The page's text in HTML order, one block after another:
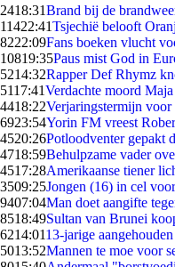
2418:31Brand bij de
11422:41Tsjechië belooft
8222:09Fans boeken vlucht
10819:35Paus mist God in
5214:32Rapper Def Rhymz
5117:41Verdachte moord
4418:22Verjaringstermijn
6923:54Yorin FM vreest
4520:26Potloodventer gepakt
4718:59Behulpzame vader
4517:28Amerikaanse tiener
3509:25Jongen (16) in cel
9407:04Man doet aangifte
8518:49Sultan van Brunei
6214:0113-jarige
5013:52Mannen te moe voor